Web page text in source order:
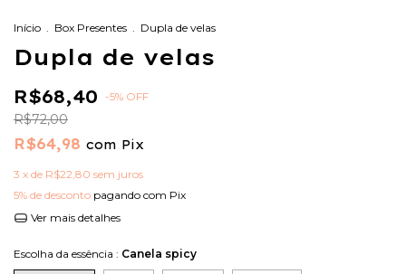
Início . Box Presentes . Dupla de velas
Dupla de velas
R$68,40 -5% OFF
R$72,00
R$64,98 com Pix
3 x de R$22,80 sem juros
5% de desconto pagando com Pix
Ver mais detalhes
Escolha da essência : Canela spicy